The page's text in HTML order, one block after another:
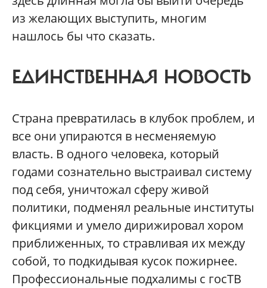
из желающих выступить, многим
нашлось бы что сказать.
ЕДИНСТВЕННАЯ НОВОСТЬ
Страна превратилась в клубок проблем, и
все они упираются в несменяемую
власть. В одного человека, который
годами сознательно выстраивал систему
под себя, уничтожал сферу живой
политики, подменял реальные институты
фикциями и умело дирижировал хором
приближенных, то стравливая их между
собой, то подкидывая кусок пожирнее.
Профессиональные подхалимы с госТВ